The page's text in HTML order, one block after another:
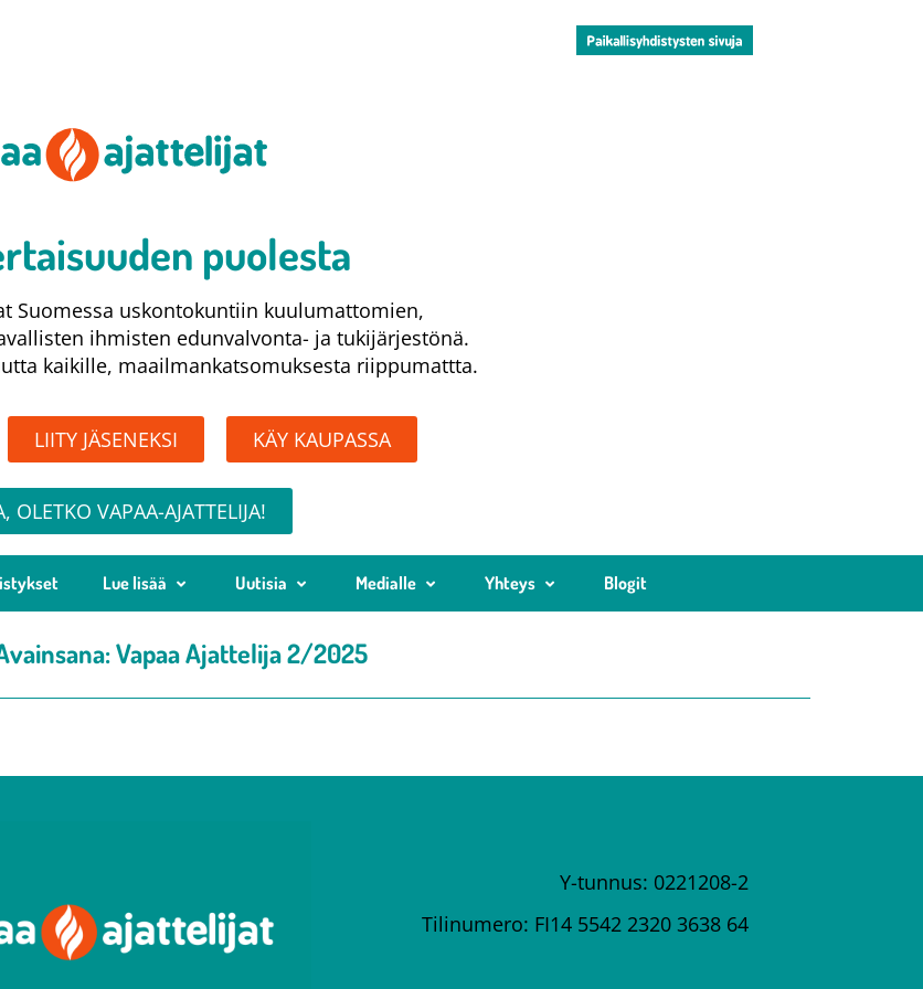
puolesta​
Suomessa uskontokuntiin kuulumattomien,
ihmisten edunvalvonta- ja tukijärjestönä.
kaikille, maailmankatsomuksesta riippumattta.
LIITY JÄSENEKSI KÄY KAUPASSA
OLETKO VAPAA-AJATTELIJA!
Lue lisää Uutisia Medialle Yhteys Blogit
Vapaa Ajattelija 2/2025
Y-tunnus: 0221208-2
Tilinumero: FI14 5542 2320 3638 64